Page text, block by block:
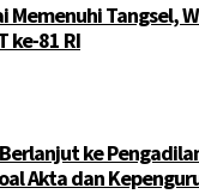
Memenuhi Tangsel,
ke-81 RI
ke
Akta dan